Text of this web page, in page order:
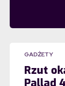
GADŻETY
Rzut
Pallad